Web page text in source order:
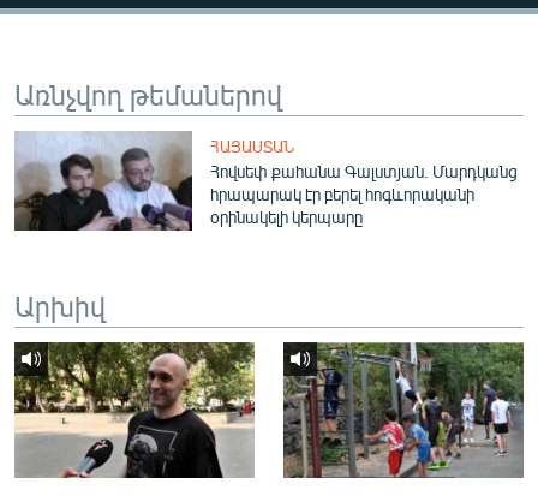
ՏԵՍԱՆՅՈՒԹԵՐ
ԲԱՆԱՎԵՃ
ՁԳՏԵԼՈՎ ԼԱՎԱԳՈՒՅՆԻՆ
Հայերեն
English
Русский
ՀԵՏԵՎԵՔ ՄԵԶ
Առնչվող թեմաներով
ՀԱՅԱՍՏԱՆ
Հովսեփ քահանա Գալստյան. Մարդկանց
հրապարակ էր բերել հոգևորականի
օրինակելի կերպարը
Արխիվ